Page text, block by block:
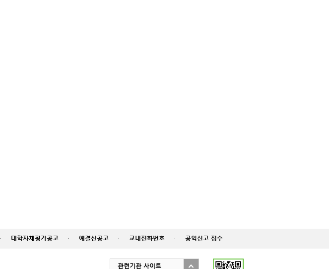
· 대학자체평가공고 · 예결산공고 · 교내전화번호 · 공익신고 접수
관련기관 사이트